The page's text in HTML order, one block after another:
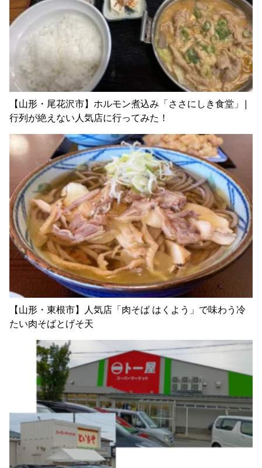
【山形・尾花沢市】ホルモン煮込み「ささにしき食堂」|
行列が絶えない人気店に行ってみた！
【山形・東根市】人気店「肉そば はくよう」で味わう冷
たい肉そばとげそ天